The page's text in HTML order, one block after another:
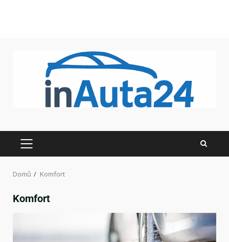
Domů Komfort
Komfort